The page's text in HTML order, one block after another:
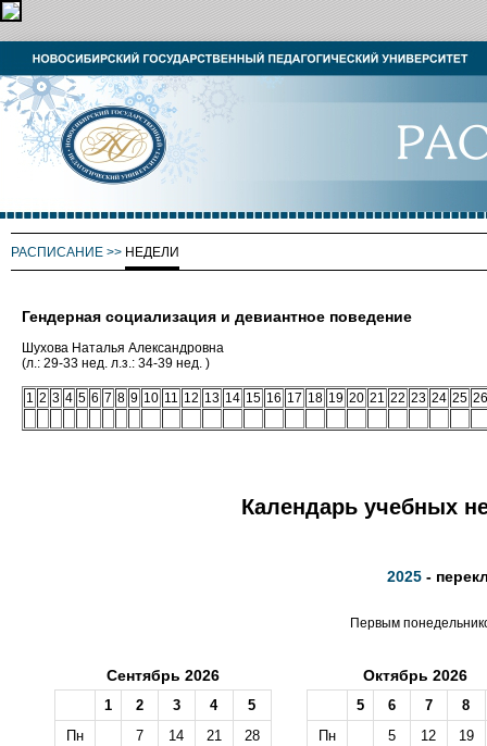
РАСПИСАНИЕ >> НЕДЕЛИ
Гендерная социализация и девиантное поведение
Шухова Наталья Александровна
(л.: 29-33 нед. л.з.: 34-39 нед. )
1 2 3 4 5 6 7 8 9 10 11 12 13 14 15 16 17 18 19 20 21 22 23 24 25 26
Календарь учебных
2025 -
Первым
Сентябрь 2026
1 2 3 4
5
Пн
7 14 21
28
Октябрь 2026
5 6 7
8
Пн
5 12
19